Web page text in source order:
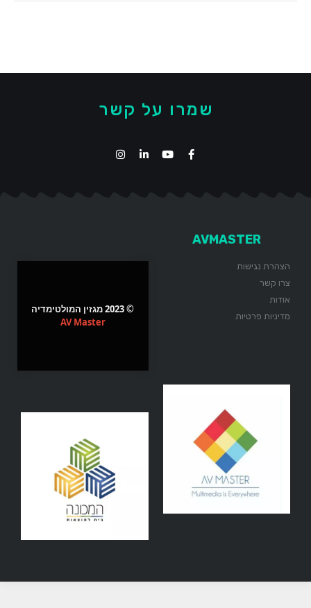
שמרו על קשר
AVMASTER
הצהרת נגישות
צרו קשר
אודות
מדיניות פרטיות
© 2023 מגזין המולטימדיה
AV Master